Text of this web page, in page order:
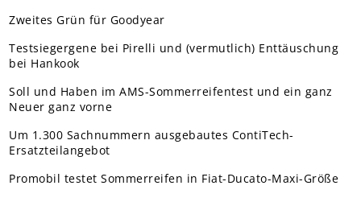
Zweites Grün für Goodyear
Testsiegergene bei Pirelli und (vermutlich) Enttäuschung
bei Hankook
Soll und Haben im AMS-Sommerreifentest und ein ganz
Neuer ganz vorne
Um 1.300 Sachnummern ausgebautes ContiTech-
Ersatzteilangebot
Promobil testet Sommerreifen in Fiat-Ducato-Maxi-Größe